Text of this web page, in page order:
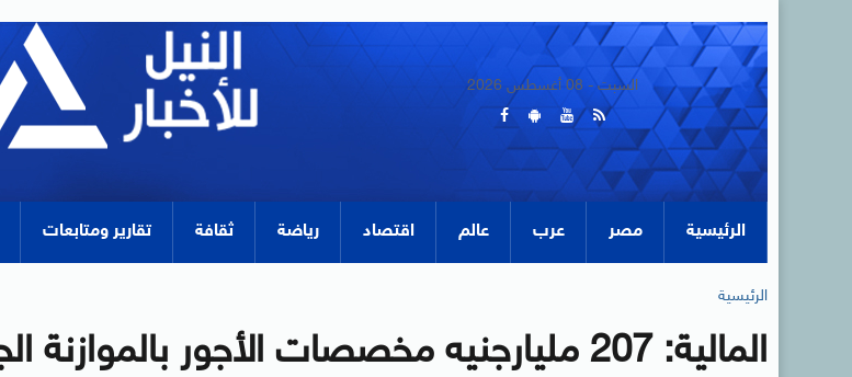
السبت - 08 أغسطس 2026
الرئيسية مصر عرب عالم اقتصاد رياضة ثقافة تقارير ومتابعات
الرئيسية
المالية: 207 مليارجنيه مخصصات الأجور بالموازنة الجديدة